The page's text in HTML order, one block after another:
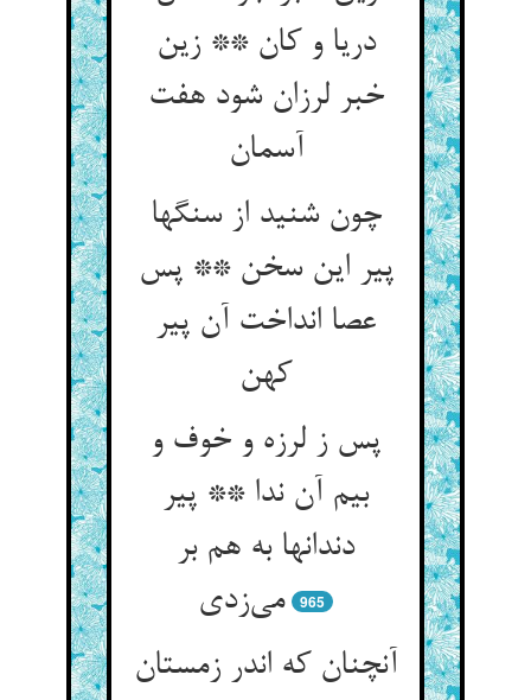
دریا و کان ** زین
خبر لرزان شود هفت
آسمان
چون شنید از سنگها
پیر این سخن ** پس
عصا انداخت آن پیر
کهن
پس ز لرزه و خوف و
بیم آن ندا ** پیر
دندانها به هم بر
می‌زدی
965
آنچنان که اندر زمستان